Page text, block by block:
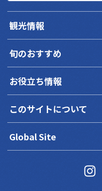
観光情報
旬のおすすめ
お役立ち情報
このサイトについて
Global Site